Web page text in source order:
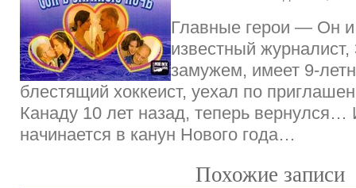
Главные герои — Он
известный журналист,
замужем, имеет 9-
блестящий хоккеист, уехал по
Канаду 10 лет назад, теперь вернулся…
начинается в канун Нового года…
Похожие записи